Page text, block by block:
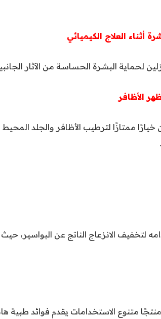
أثناء العلاج الكيميائي
لحماية البشرة الحساسة من الآثار
الأظافر
خيارًا ممتازًا لترطيب الأظافر والجلد
لتخفيف الانزعاج الناتج عن البواسير،
منتجًا متنوع الاستخدامات يقدم فوائد